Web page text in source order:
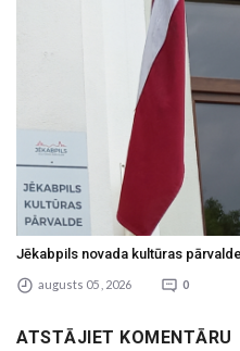
Jēkabpils novada kultūras
augusts 05 , 2026 0
ATSTĀJIET KOMENTĀRU